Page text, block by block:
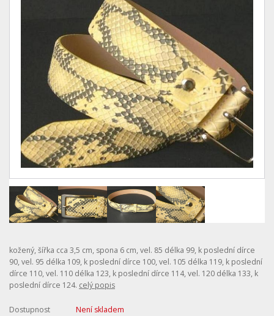
kožený, šířka cca 3,5 cm, spona 6 cm, vel. 85 délka 99, k poslední dírce
90, vel. 95 délka 109, k poslední dírce 100, vel. 105 délka 119, k poslední
dírce 110, vel. 110 délka 123, k poslední dírce 114, vel. 120 délka 133, k
poslední dírce 124. celý popis
Dostupnost Není skladem